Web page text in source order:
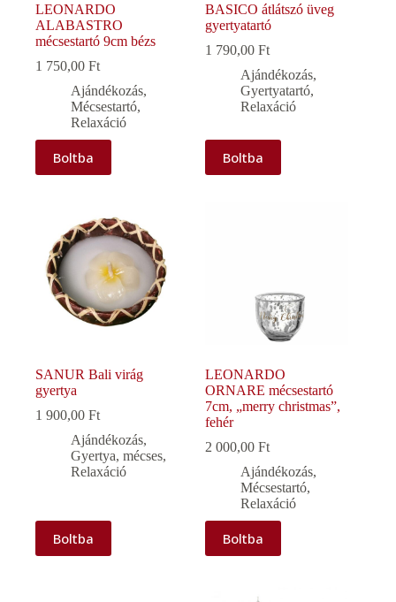
LEONARDO
ALABASTRO
mécsestartó 9cm bézs
1 750,00 Ft
Ajándékozás,
Mécsestartó,
Relaxáció
Boltba
BASICO átlátszó üveg
gyertyatartó
1 790,00Ft
Ajándékozás,
Gyertyatartó,
Relaxáció
Boltba
SANUR Bali virág
gyertya
1 900,00 Ft
Ajándékozás,
Gyertya, mécses,
Relaxáció
Boltba
LEONARDO
ORNARE mécsestartó
7cm, „merry christmas”,
fehér
2 000,00Ft
Ajándékozás,
Mécsestartó,
Relaxáció
Boltba